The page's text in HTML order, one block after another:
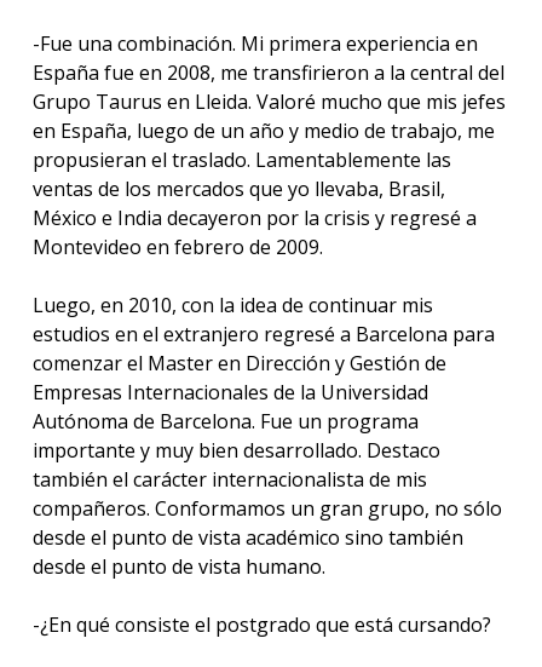
-Fue una combinación. Mi primera experiencia en
España fue en 2008, me transfirieron a la central del
Grupo Taurus en Lleida. Valoré mucho que mis jefes
en España, luego de un año y medio de trabajo, me
propusieran el traslado. Lamentablemente las
ventas de los mercados que yo llevaba, Brasil,
México e India decayeron por la crisis y regresé a
Montevideo en febrero de 2009.
Luego, en 2010, con la idea de continuar mis
estudios en el extranjero regresé a Barcelona para
comenzar el Master en Dirección y Gestión de
Empresas Internacionales de la Universidad
Autónoma de Barcelona. Fue un programa
importante y muy bien desarrollado. Destaco
también el carácter internacionalista de mis
compañeros. Conformamos un gran grupo, no sólo
desde el punto de vista académico sino también
desde el punto de vista humano.
-¿En qué consiste el postgrado que está cursando?